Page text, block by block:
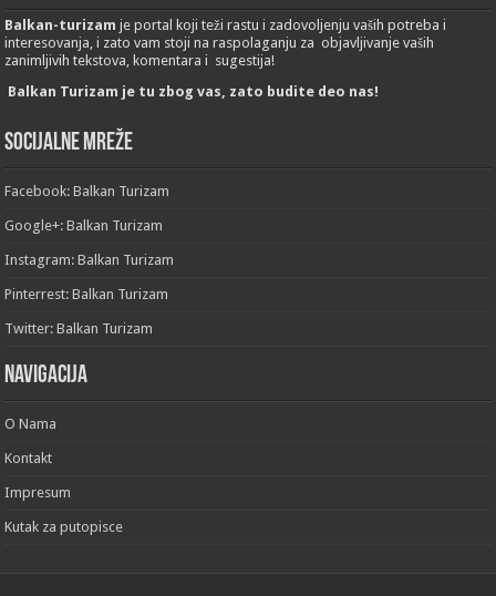
Balkan-turizam je portal koji teži rastu i zadovoljenju vaših potreba i
interesovanja, i zato vam stoji na raspolaganju za objavljivanje vaših
zanimljivih tekstova, komentara i sugestija!
Balkan Turizam je tu zbog vas, zato budite deo nas!
Socijalne mreže
Facebook: Balkan Turizam
Google+: Balkan Turizam
Instagram: Balkan Turizam
Pinterrest: Balkan Turizam
Twitter: Balkan Turizam
Navigacija
O Nama
Kontakt
Impresum
Kutak za putopisce